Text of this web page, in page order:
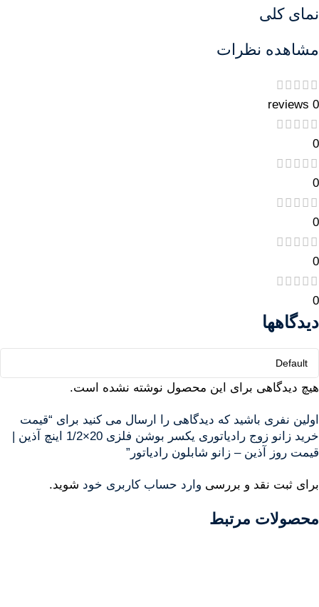
نمای کلی
مشاهده نظرات
0 reviews
0
0
0
0
0
دیدگاهها
هیچ دیدگاهی برای این محصول نوشته نشده است.
اولین نفری باشید که دیدگاهی را ارسال می کنید برای “قیمت
خرید زانو زوج رادیاتوری یکسر بوشن فلزی 20×1/2 اینچ آذین |
قیمت روز آذین – زانو شابلون رادیاتور”
برای ثبت نقد و بررسی وارد حساب کاربری خود شوید.
محصولات مرتبط